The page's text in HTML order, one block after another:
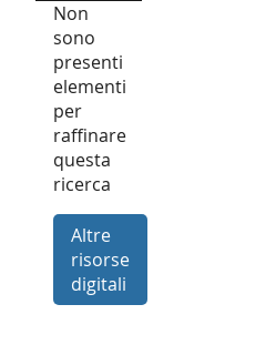
Non
sono
presenti
elementi
per
raffinare
questa
ricerca
Altre
risorse
digitali